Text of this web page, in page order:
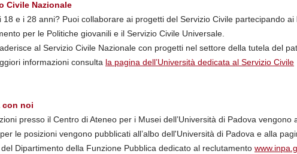
Civile Nazionale
18 e i 28 anni? Puoi collaborare ai progetti del Servizio Civile partecipando
per le Politiche giovanili e il Servizio Civile Universale.
al Servizio Civile Nazionale con progetti nel settore della tutela del
informazioni consulta la pagina dell’Università dedicata al Servizio Civile
con noi
presso il Centro di Ateneo per i Musei dell’Università di Padova vengono
le posizioni vengono pubblicati all’albo dell'Università di Padova e alla
Dipartimento della Funzione Pubblica dedicato al reclutamento